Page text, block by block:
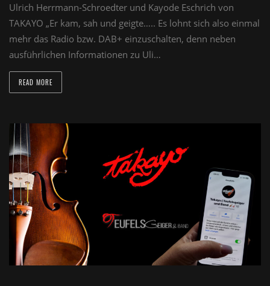
Ulrich Herrmann-Schroedter und Kayode Eschrich von
TAKAYO „Er kam, sah und geigte….. Es lohnt sich also einmal
mehr das Radio bzw. DAB+ einzuschalten, denn neben
ausführlichen Informationen zu Uli…
READ MORE